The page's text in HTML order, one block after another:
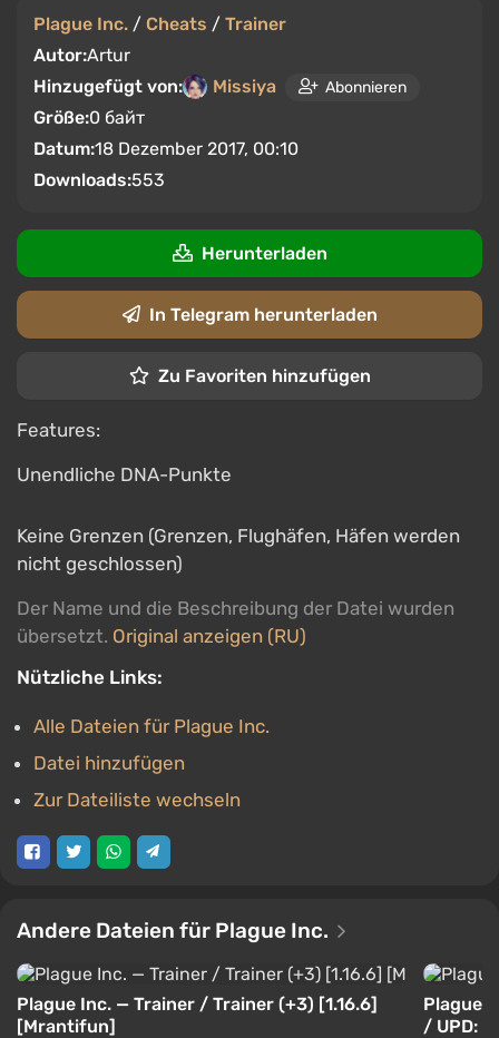
Plague Inc. / Cheats / Trainer
Autor:Artur
Hinzugefügt von:
Missiya Abonnieren
Größe:0 байт
Datum:18 Dezember 2017, 00:10
Downloads:553
Herunterladen
In Telegram herunterladen
Zu Favoriten hinzufügen
Features:
Unendliche DNA-Punkte
Keine Grenzen (Grenzen, Flughäfen, Häfen werden
nicht geschlossen)
Der Name und die Beschreibung der Datei wurden
übersetzt. Original anzeigen (RU)
Nützliche Links:
Alle Dateien für Plague Inc.
Datei hinzufügen
Zur Dateiliste wechseln
Andere Dateien für Plague Inc.
Plague Inc. — Trainer / Trainer (+3) [1.16.6]
[Mrantifun]
Plague
/ UPD: